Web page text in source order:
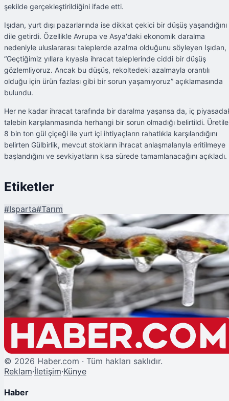
şekilde gerçekleştirildiğini ifade etti.
Işıdan, yurt dışı pazarlarında ise dikkat çekici bir düşüş yaşandığını
dile getirdi. Özellikle Avrupa ve Asya'daki ekonomik daralma
nedeniyle uluslararası taleplerde azalma olduğunu söyleyen Işıdan,
“Geçtiğimiz yıllara kıyasla ihracat taleplerinde ciddi bir düşüş
gözlemliyoruz. Ancak bu düşüş, rekoltedeki azalmayla orantılı
olduğu için ürün fazlası gibi bir sorun yaşamıyoruz” açıklamasında
bulundu.
Her ne kadar ihracat tarafında bir daralma yaşansa da, iç
talebin karşılanmasında herhangi bir sorun olmadığı belirtildi.
8 bin ton gül çiçeği ile yurt içi ihtiyaçların rahatlıkla karşılandığını
belirten Gülbirlik, mevcut stokların ihracat anlaşmalarıyla eritilmeye
başlandığını ve sevkiyatların kısa sürede tamamlanacağını açıkladı.
Etiketler
#Isparta#Tarım
Şu An Okunan
Isparta'da Gül Hasadında Zirai Don Etkisi: Rekoltede Yüzde 30 Düşüş
© 2026 Haber.com · Tüm hakları saklıdır.
Reklam·İletişim·Künye
Haber